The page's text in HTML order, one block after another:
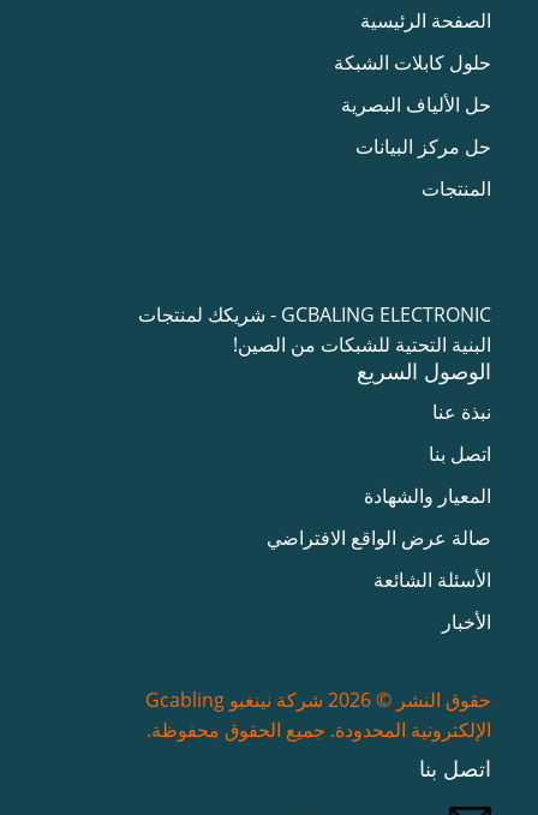
كابل الفيديو
الصفحة الرئيسية
حلول كابلات الشبكة
حل الألياف البصرية
حل مركز البيانات
المنتجات
GCBALING ELECTRONIC - شريكك لمنتجات
البنية التحتية للشبكات من الصين!
الوصول السريع
نبذة عنا
اتصل بنا
المعيار والشهادة
صالة عرض الواقع الافتراضي
الأسئلة الشائعة
الأخبار
حقوق النشر © 2026 شركة نينغبو Gcabling
الإلكترونية المحدودة. جميع الحقوق محفوظة.
اتصل بنا